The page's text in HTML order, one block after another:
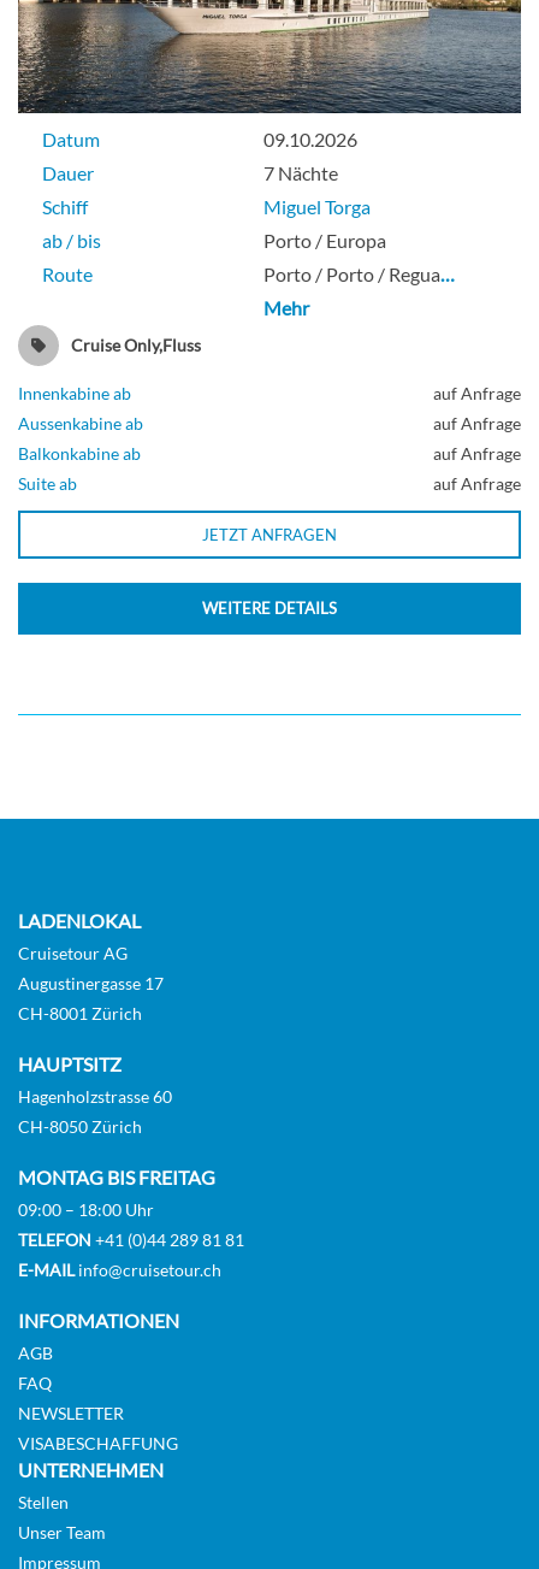
Datum
09.10.2026
Dauer
7 Nächte
Schiff
Miguel Torga
ab / bis
Porto / Europa
Route
Porto / Porto / Regua…
Mehr
Cruise Only,Fluss
Innenkabine ab
auf Anfrage
Aussenkabine ab
auf Anfrage
Balkonkabine ab
auf Anfrage
Suite ab
auf Anfrage
JETZT ANFRAGEN
WEITERE DETAILS
LADENLOKAL
Cruisetour AG
Augustinergasse 17
CH-8001 Zürich
HAUPTSITZ
Hagenholzstrasse 60
CH-8050 Zürich
MONTAG BIS FREITAG
09:00 – 18:00 Uhr
TELEFON +41 (0)44 289 81 81
E-MAILinfo@cruisetour.ch
INFORMATIONEN
AGB
FAQ
NEWSLETTER
VISABESCHAFFUNG
UNTERNEHMEN
Stellen
Unser Team
Impressum